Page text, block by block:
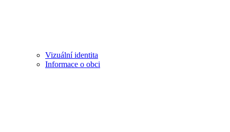
Vizuální identita
Informace o obci